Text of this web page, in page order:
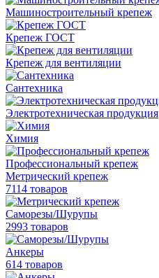
Машиностроительный крепеж
Крепеж ГОСТ
Крепеж для вентиляции
Сантехника
Электротехническая продукция
Химия
Профессиональный крепеж
Метрический крепеж
7114 товаров
Саморезы/Шурупы
2993 товаров
Анкеры
614 товаров